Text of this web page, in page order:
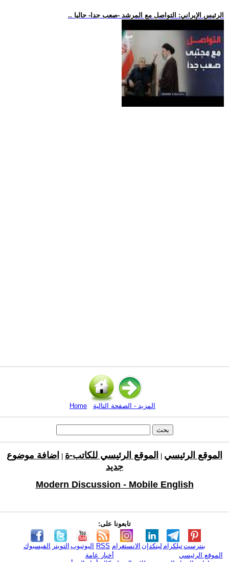
.. الرئيس الإيراني: التواصل مع المرشد -صعب جدا- حاليا
Home المزيد - الصفحة التالية
الموقع الرئيسي الموقع الرئيسي للكاتب-ة
اضافة موضوع
جديد
Modern Discussion - Mobile English
تابعونا على:
الفيسبوك التويتر اليوتيوب RSS الانستغرام لينكدإن تيلكرامبنترست
الموقع الرئيسي
أخبار عامة